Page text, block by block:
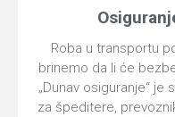
Roba u transportu
brinemo da li će
„Dunav osiguranje“ je
za špeditere,